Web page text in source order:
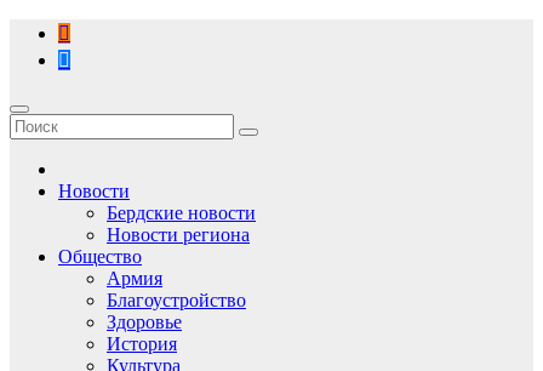
Перейти
содержимому
Новости
Бердские новости
Новости региона
Общество
Армия
Благоустройство
Здоровье
История
Культура